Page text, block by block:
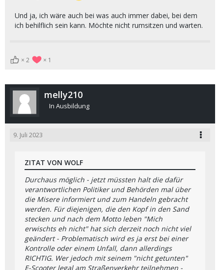
Und ja, ich wäre auch bei was auch immer dabei, bei dem
ich behilflich sein kann. Möchte nicht rumsitzen und warten.
2 1
melly210
In Ausbildung
9. Juli 2023
ZITAT VON WOLF
Durchaus möglich - jetzt müssten halt die dafür
verantwortlichen Politiker und Behörden mal über
die Misere informiert und zum Handeln gebracht
werden. Für diejenigen, die den Kopf in den Sand
stecken und nach dem Motto leben "Mich
erwischts eh nicht" hat sich derzeit noch nicht viel
geändert - Problematisch wird es ja erst bei einer
Kontrolle oder einem Unfall, dann allerdings
RICHTIG. Wer jedoch mit seinem "nicht getunten"
E-Scooter legal am Straßenverkehr teilnehmen -